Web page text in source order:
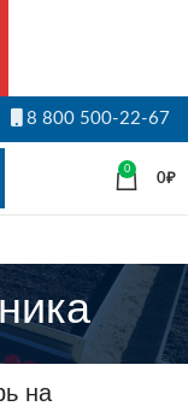
8 800 500-22-67
0
0₽
на